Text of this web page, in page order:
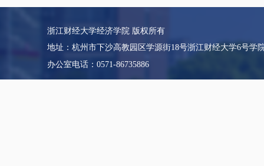
浙江财经大学经济学院 版权所有
地址：杭州市下沙高教园区学源街18号浙江财经大学6号学
办公室电话：0571-86735886